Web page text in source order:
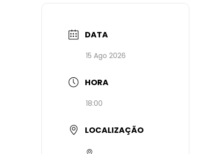
DATA
15 Ago 2026
HORA
18:00
LOCALIZAÇÃO